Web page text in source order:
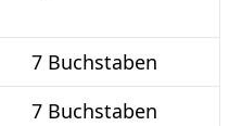
7 Buchstaben
7 Buchstaben